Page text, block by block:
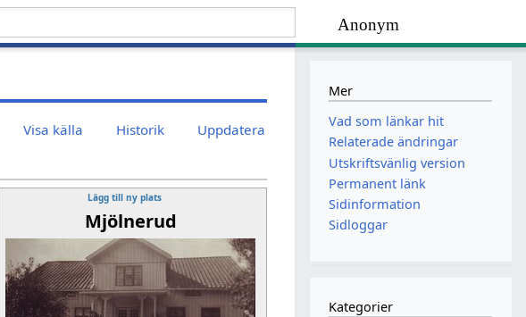
Anonym
Visa källa Historik Uppdatera
Lägg till ny plats
Mjölnerud
Mer
Vad som länkar hit
Relaterade ändringar
Utskriftsvänlig version
Permanent länk
Sidinformation
Sidloggar
Kategorier